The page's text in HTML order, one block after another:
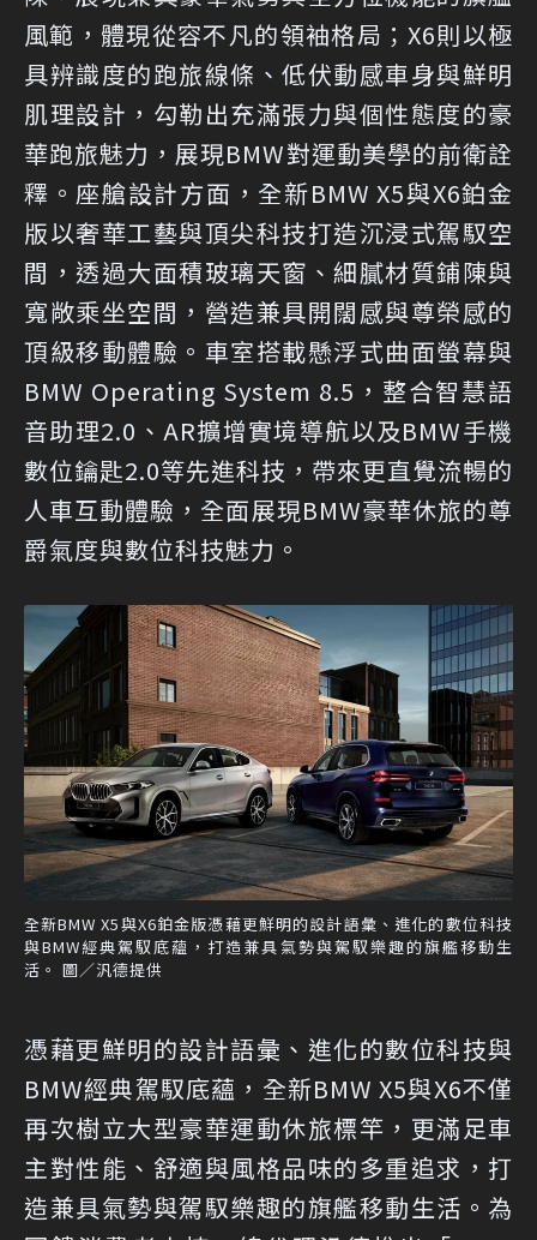
風範，體現從容不凡的領袖格局；X6則以極
具辨識度的跑旅線條、低伏動感車身與鮮明
肌理設計，勾勒出充滿張力與個性態度的豪
華跑旅魅力，展現BMW對運動美學的前衛詮
釋。座艙設計方面，全新BMW X5與X6鉑金
版以奢華工藝與頂尖科技打造沉浸式駕馭空
間，透過大面積玻璃天窗、細膩材質鋪陳與
寬敞乘坐空間，營造兼具開闊感與尊榮感的
頂級移動體驗。車室搭載懸浮式曲面螢幕與
BMW Operating System 8.5，整合智慧語
音助理2.0、AR擴增實境導航以及BMW手機
數位鑰匙2.0等先進科技，帶來更直覺流暢的
人車互動體驗，全面展現BMW豪華休旅的尊
爵氣度與數位科技魅力。
全新BMW X5與X6鉑金版憑藉更鮮明的設計語彙、進化的數位科技
與BMW經典駕馭底蘊，打造兼具氣勢與駕馭樂趣的旗艦移動生
活。 圖／汎德提供
憑藉更鮮明的設計語彙、進化的數位科技與
BMW經典駕馭底蘊，全新BMW X5與X6不僅
再次樹立大型豪華運動休旅標竿，更滿足車
主對性能、舒適與風格品味的多重追求，打
造兼具氣勢與駕馭樂趣的旗艦移動生活。為